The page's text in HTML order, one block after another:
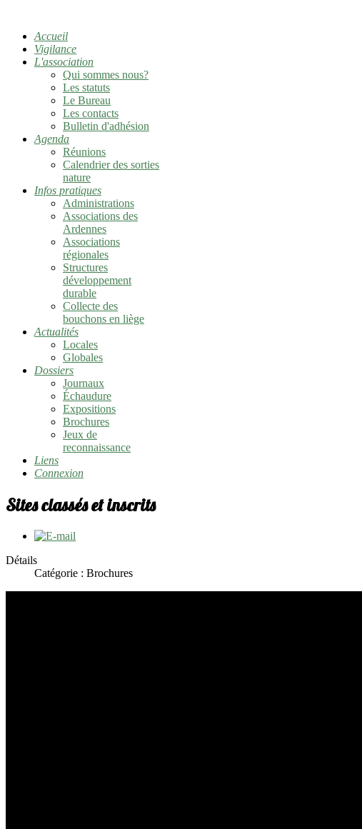
Accueil
Vigilance
L'association
Qui sommes nous?
Les statuts
Le Bureau
Les contacts
Bulletin d'adhésion
Agenda
Réunions
Calendrier des sorties
nature
Infos pratiques
Administrations
Associations des
Ardennes
Associations
régionales
Structures
développement
durable
Collecte des
bouchons en liège
Actualités
Locales
Globales
Dossiers
Journaux
Échaudure
Expositions
Brochures
Jeux de
reconnaissance
Liens
Connexion
Sites classés et inscrits
Détails
Catégorie : Brochures